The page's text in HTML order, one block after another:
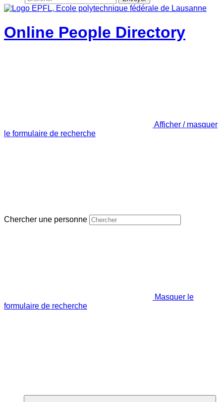
Online People Directory
Afficher / masquer
le formulaire de recherche
Chercher une personne
Masquer le
formulaire de recherche